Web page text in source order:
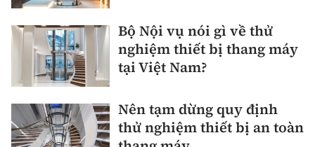
Bộ Nội vụ nói gì về thử
nghiệm thiết bị thang máy
tại Việt Nam?
Nên tạm dừng quy định
thử nghiệm thiết bị an toàn